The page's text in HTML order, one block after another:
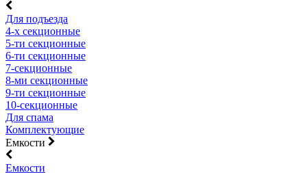
Для подъезда
4-х секционные
5-ти секционные
6-ти секционные
7-секционные
8-ми секционные
9-ти секционные
10-секционные
Для спама
Комплектующие
Емкости
Емкости